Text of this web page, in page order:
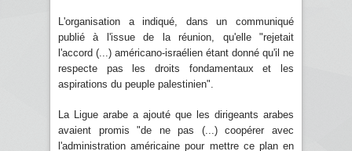
L'organisation a indiqué, dans un communiqué
publié à l'issue de la réunion, qu'elle "rejetait
l'accord (...) américano-israélien étant donné qu'il ne
respecte pas les droits fondamentaux et les
aspirations du peuple palestinien".
La Ligue arabe a ajouté que les dirigeants arabes
avaient promis "de ne pas (...) coopérer avec
l'administration américaine pour mettre ce plan en